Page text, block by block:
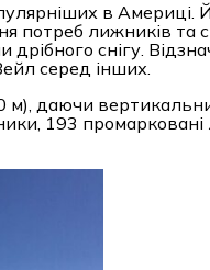
в Америці.
лижників та
снігу.
серед інших.
м), даючи
193